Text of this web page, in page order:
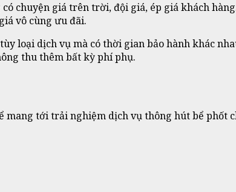
chuyện giá trên trời, đội giá, ép giá khách
vô cùng ưu đãi.
loại dịch vụ mà có thời gian bảo hành khác
thu thêm bất kỳ phí phụ.
tới trải nghiệm dịch vụ thông hút bể phốt